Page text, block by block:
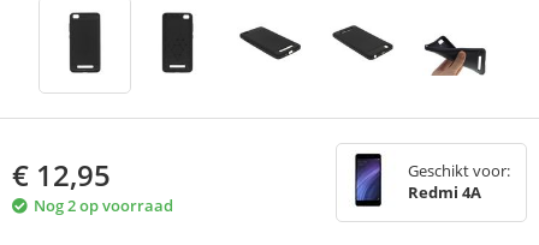
€ 12,95
Nog 2 op voorraad
Geschikt voor:
Redmi 4A